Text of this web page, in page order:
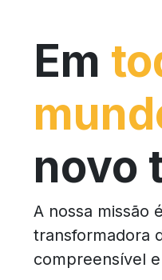
Em
novo
A nossa missão
transformadora
compreensível